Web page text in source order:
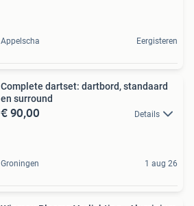
Appelscha Eergisteren
Complete dartset: dartbord, standaard
en surround
€ 90,00 Details
Groningen 1 aug 26